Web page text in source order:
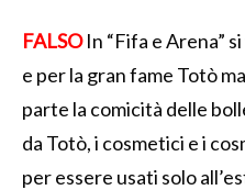
FALSOIn “Fifa e Arena”
e per la gran fame Totò
parte la comicità delle
da Totò, i cosmetici e i
per essere usati solo